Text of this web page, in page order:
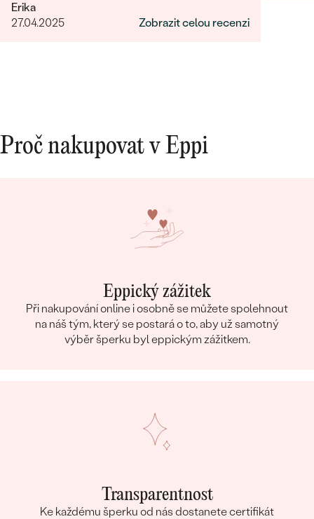
Erika
27.04.2025
Zobrazit celou recenzi
Proč nakupovat v Eppi
Eppický zážitek
Při nakupování online i osobně se můžete spolehnout
na náš tým, který se postará o to, aby už samotný
výběr šperku byl eppickým zážitkem.
Transparentnost
Ke každému šperku od nás dostanete certifikát